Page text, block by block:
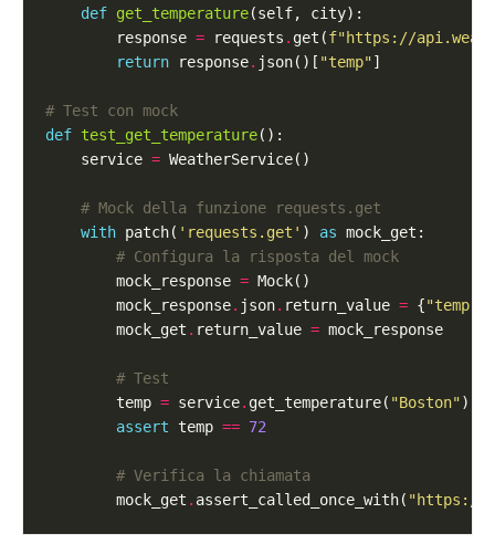
def get_temperature
        response
= requests . get(f"https://
return response. json()[ "temp"
# Test con mock
def test_get_temperature
    service
=
# Mock della funzione requests.get
with patch( 'requests.get' ) as
# Configura la risposta del mock
        mock_response
=
        mock_response
. json. return_value = {"temp"
        mock_get
. return_value =
# Test
        temp
= service. get_temperature( "Boston"
assert temp == 72
# Verifica la chiamata
        mock_get
. assert_called_once_with( "https://